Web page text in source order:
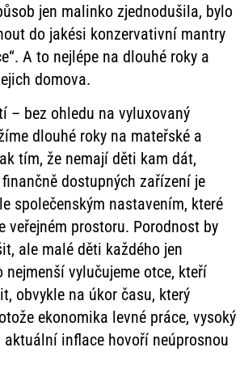
jen malinko zjednodušila, bylo
do jakési konzervativní mantry
A to nejlépe na dlouhé roky a
domova.
– bez ohledu na vyluxovaný
dlouhé roky na mateřské a
tím, že nemají děti kam dát,
dostupných zařízení je
společenským nastavením, které
veřejném prostoru. Porodnost by
ale malé děti každého jen
nejmenší vylučujeme otce, kteří
obvykle na úkor času, který
ekonomika levné práce, vysoký
aktuální inflace hovoří neúprosnou